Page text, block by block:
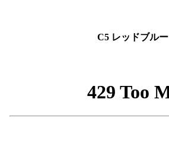
C5 レッドブルー